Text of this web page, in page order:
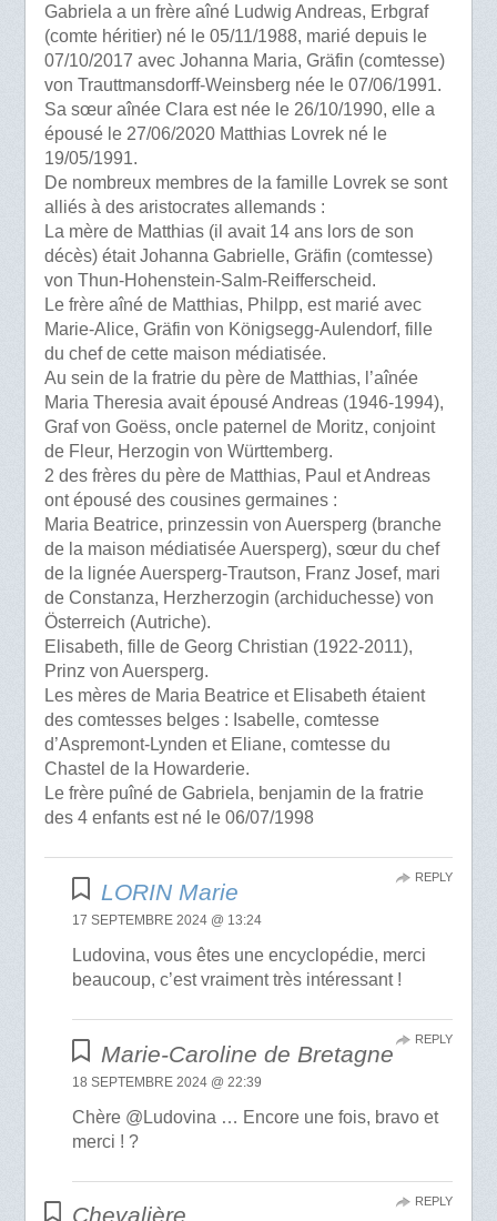
Gabriela a un frère aîné Ludwig Andreas, Erbgraf
(comte héritier) né le 05/11/1988, marié depuis le
07/10/2017 avec Johanna Maria, Gräfin (comtesse)
von Trauttmansdorff-Weinsberg née le 07/06/1991.
Sa sœur aînée Clara est née le 26/10/1990, elle a
épousé le 27/06/2020 Matthias Lovrek né le
19/05/1991.
De nombreux membres de la famille Lovrek se sont
alliés à des aristocrates allemands :
La mère de Matthias (il avait 14 ans lors de son
décès) était Johanna Gabrielle, Gräfin (comtesse)
von Thun-Hohenstein-Salm-Reifferscheid.
Le frère aîné de Matthias, Philpp, est marié avec
Marie-Alice, Gräfin von Königsegg-Aulendorf, fille
du chef de cette maison médiatisée.
Au sein de la fratrie du père de Matthias, l’aînée
Maria Theresia avait épousé Andreas (1946-1994),
Graf von Goëss, oncle paternel de Moritz, conjoint
de Fleur, Herzogin von Württemberg.
2 des frères du père de Matthias, Paul et Andreas
ont épousé des cousines germaines :
Maria Beatrice, prinzessin von Auersperg (branche
de la maison médiatisée Auersperg), sœur du chef
de la lignée Auersperg-Trautson, Franz Josef, mari
de Constanza, Herzherzogin (archiduchesse) von
Österreich (Autriche).
Elisabeth, fille de Georg Christian (1922-2011),
Prinz von Auersperg.
Les mères de Maria Beatrice et Elisabeth étaient
des comtesses belges : Isabelle, comtesse
d’Aspremont-Lynden et Eliane, comtesse du
Chastel de la Howarderie.
Le frère puîné de Gabriela, benjamin de la fratrie
des 4 enfants est né le 06/07/1998
LORIN Marie
17 SEPTEMBRE 2024 @ 13:24
Ludovina, vous êtes une encyclopédie, merci
beaucoup, c’est vraiment très intéressant !
REPLY
Marie-Caroline de Bretagne
18 SEPTEMBRE 2024 @ 22:39
Chère @Ludovina … Encore une fois, bravo et
merci ! ?
REPLY
Chevalière
REPLY